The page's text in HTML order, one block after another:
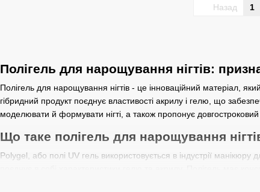
Полігель для нарощування нігтів:
Полігель для нарощування нігтів - це інноваційний матеріал,
гібридний продукт поєднує властивості акрилу і гелю, що
моделювати й формувати нігті, а також пропонує довгостроковий
Що таке полігель для нарощування
Polygel, або полі UV гель використовується в індустрії манікюру
Назад 1